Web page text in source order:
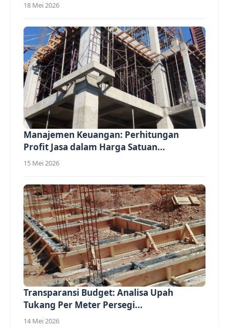
18 Mei 2026
Manajemen Keuangan: Perhitungan
Profit Jasa dalam Harga Satuan...
15 Mei 2026
Transparansi Budget: Analisa Upah
Tukang Per Meter Persegi...
14 Mei 2026